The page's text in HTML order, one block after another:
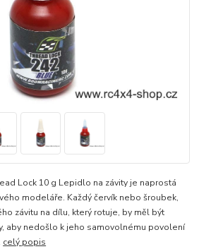
Lock 10 g Lepidlo na závity je naprostá
modeláře. Každý červík nebo šroubek,
závitu na dílu, který rotuje, by měl být
aby nedošlo k jeho samovolnému povolení
celý popis